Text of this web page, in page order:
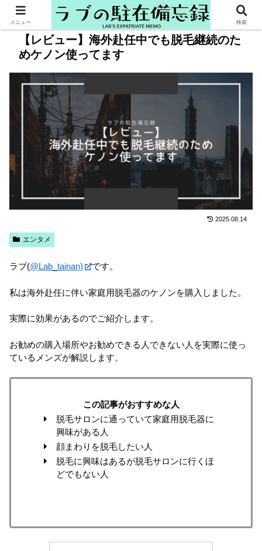
【レビュー】海外赴任中でも脱毛継続のた
めケノン使ってます
2025.08.14
エンタメ
ラブ(@Lab_tainan) です。
私は海外赴任に伴い家庭用脱毛器のケノンを購入しました。
実際に効果があるのでご紹介します。
お勧めの購入場所やお勧めできる人できない人を実際に使っ
ているメンズが解説します。
この記事がおすすめな人
脱毛サロンに通っていて家庭用脱毛器に
興味がある人
顔まわりを脱毛したい人
脱毛に興味はあるが脱毛サロンに行くほ
どでもない人
メニュー 検索